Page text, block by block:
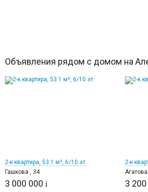
Объявления рядом с домом на
2-к квартира, 53.1 м², 6/10 эт.
Гашкова , 34
3 000 000 i
2-к
3